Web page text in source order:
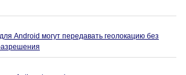
Android могут передавать геолокацию без